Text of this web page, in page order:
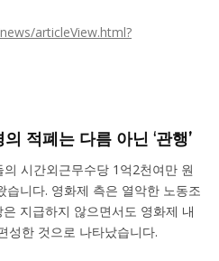
articleView.html?
적폐는 다름 아닌 ‘관행’
시간외근무수당 1억2천여만 원
니다. 영화제 측은 열악한 노동조
지급하지 않으면서도 영화제 내
성한 것으로 나타났습니다.